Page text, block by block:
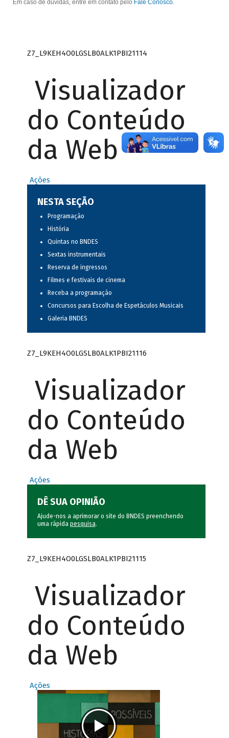
Em caso de dúvidas, entre em contato pelo Fale Conosco.
Z7_L9KEH4O0LGSLB0ALK1PBI21114
Visualizador
do Conteúdo
da Web
Ações
NESTA SEÇÃO
Programação
História
Quintas no BNDES
Sextas instrumentais
Reserva de ingressos
Filmes e festivais de cinema
Receba a programação
Concursos para Escolha de Espetáculos Musicais
Galeria BNDES
Z7_L9KEH4O0LGSLB0ALK1PBI21116
Visualizador
do Conteúdo
da Web
Ações
DÊ SUA OPINIÃO
Ajude-nos a aprimorar o site do BNDES preenchendo
uma rápida pesquisa.
Z7_L9KEH4O0LGSLB0ALK1PBI21115
Visualizador
do Conteúdo
da Web
Ações